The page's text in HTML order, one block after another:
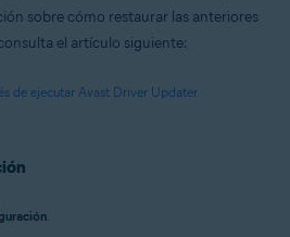
sobre cómo restaurar las anteriores
el artículo siguiente:
de ejecutar Avast Driver Updater
.